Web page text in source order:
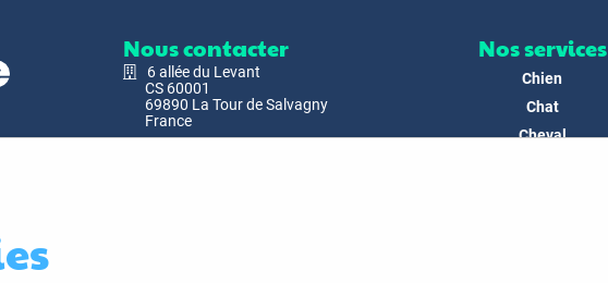
Nous contacter
6 allée du Levant
CS 60001
69890 La Tour de Salvagny
France
Nos services
Chien
Chat
Cheval